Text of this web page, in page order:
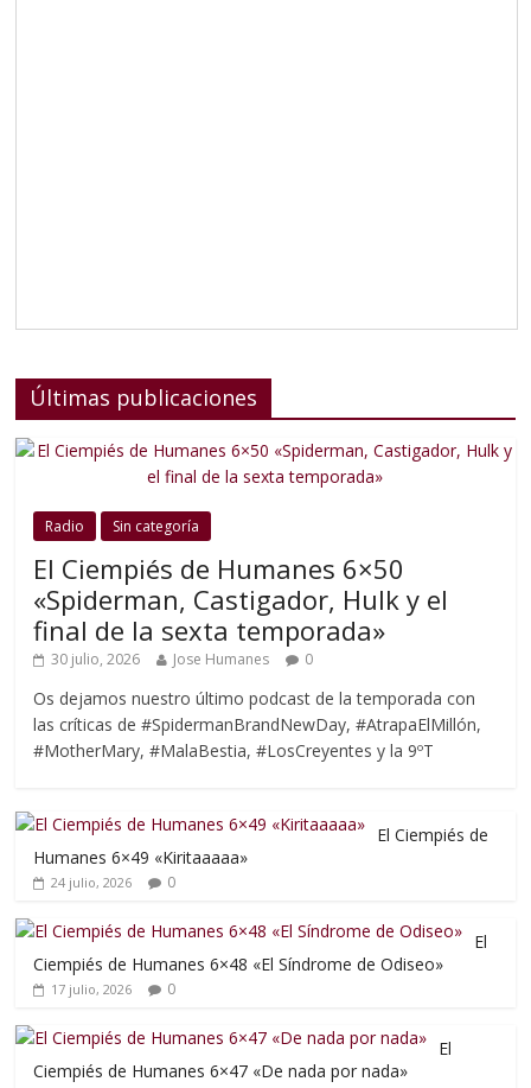
Últimas publicaciones
Radio Sin categoría
El Ciempiés de Humanes 6×50
«Spiderman, Castigador, Hulk y el
final de la sexta temporada»
30 julio, 2026 Jose Humanes 0
Os dejamos nuestro último podcast de la temporada con
las críticas de #SpidermanBrandNewDay, #AtrapaElMillón,
#MotherMary, #MalaBestia, #LosCreyentes y la 9ºT
El Ciempiés de
Humanes 6×49 «Kiritaaaaa»
24 julio, 2026 0
El
Ciempiés de Humanes 6×48 «El Síndrome de Odiseo»
17 julio, 2026 0
El
Ciempiés de Humanes 6×47 «De nada por nada»